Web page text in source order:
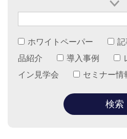
ホワイトペーパー 記
品紹介
導入事例
イン見学会
セミナー情